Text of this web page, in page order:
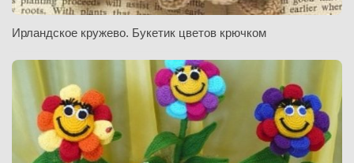
Ирландское кружево. Букетик цветов крючком